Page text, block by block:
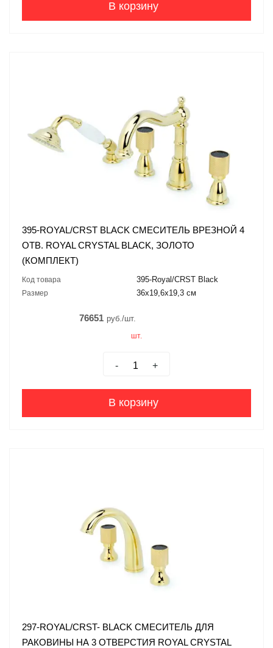
В корзину
395-ROYAL/CRST BLACK СМЕСИТЕЛЬ ВРЕЗНОЙ 4
ОТВ. ROYAL CRYSTAL BLACK, ЗОЛОТО
(КОМПЛЕКТ)
Код товара 395-Royal/CRST Black
Размер 36x19,6x19,3 см
76651 руб./шт.
шт.
- +
В корзину
297-ROYAL/CRST- BLACK СМЕСИТЕЛЬ ДЛЯ
РАКОВИНЫ НА 3 ОТВЕРСТИЯ ROYAL CRYSTAL